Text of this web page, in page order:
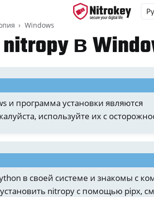
Windows
в
и программа установки являются
используйте их с
в своей системе и знакомы с
nitropy с помощью pipx,